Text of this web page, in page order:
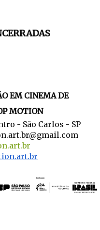
EM CINEMA DE
MOTION
- São Carlos - SP